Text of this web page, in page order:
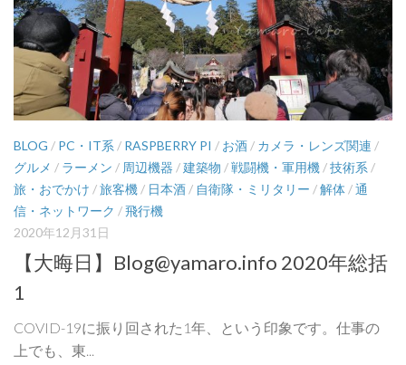
BLOG / PC・IT系 / RASPBERRY PI / お酒 / カメラ・レンズ関連 /
グルメ / ラーメン / 周辺機器 /建築物 /戦闘機・軍用機 /技術系 /
旅・おでかけ /旅客機 / 日本酒 / 自衛隊・ミリタリー /解体 /通
信・ネットワーク /飛行機
2020年12月31日
【大晦日】Blog@yamaro.info 2020年総括
1
COVID-19に振り回された1年、という印象です。仕事の
上でも、東...